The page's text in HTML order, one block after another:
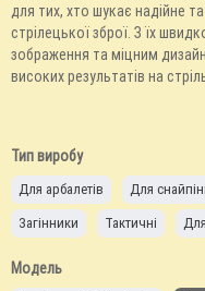
для тих, хто шукає надійне
стрілецької зброї. З їх
зображення та міцним
високих результатів на
Тип виробу
Для арбалетів Для
Загінники
Тактичні
Модель